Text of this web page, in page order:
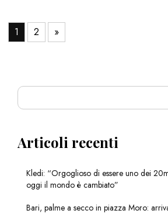
1 2 »
Articoli recenti
Kledi: “Orgoglioso di essere uno dei
oggi il mondo è cambiato”
Bari, palme a secco in piazza Moro: